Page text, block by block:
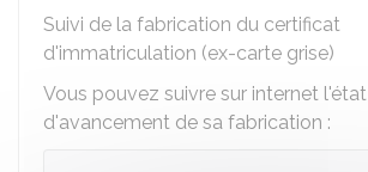
Suivi de la fabrication du certificat
d'immatriculation (ex-carte grise)
Vous pouvez suivre sur internet l'état
d'avancement de sa fabrication :